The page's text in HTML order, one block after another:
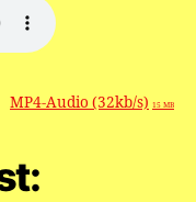
MP4-Audio (32kb/s) 15 MB